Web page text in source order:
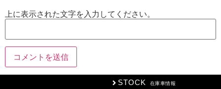
上に表示された文字を入力してください。
STOCK 在庫車情報